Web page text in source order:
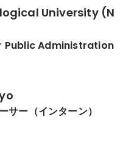
University (N
Public Administration
サー（インターン）